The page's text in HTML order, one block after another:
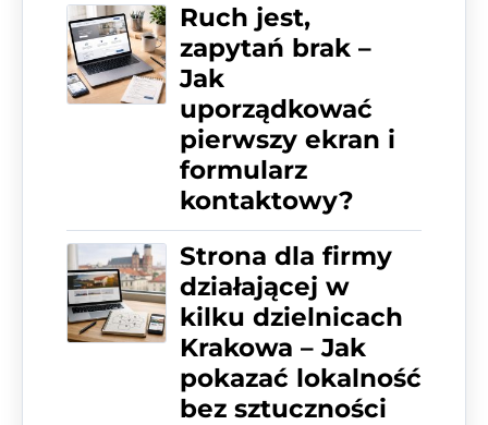
Ruch jest,
zapytań brak –
Jak
uporządkować
pierwszy ekran i
formularz
kontaktowy?
Strona dla firmy
działającej w
kilku dzielnicach
Krakowa – Jak
pokazać lokalność
bez sztuczności